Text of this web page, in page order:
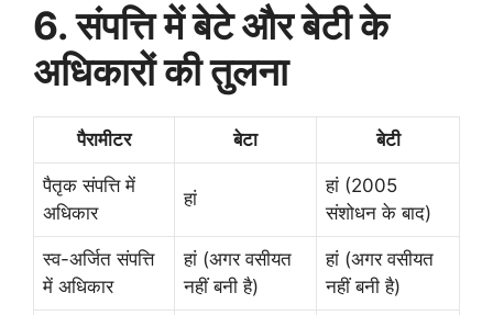
6. संपत्ति में बेटे और बेटी के
अधिकारों की तुलना
पैरामीटर बेटा बेटी
पैतृक संपत्ति में
अधिकार
हां
हां (2005
संशोधन के बाद)
स्व-अर्जित संपत्ति
में अधिकार
हां (अगर वसीयत
नहीं बनी है)
हां (अगर वसीयत
नहीं बनी है)